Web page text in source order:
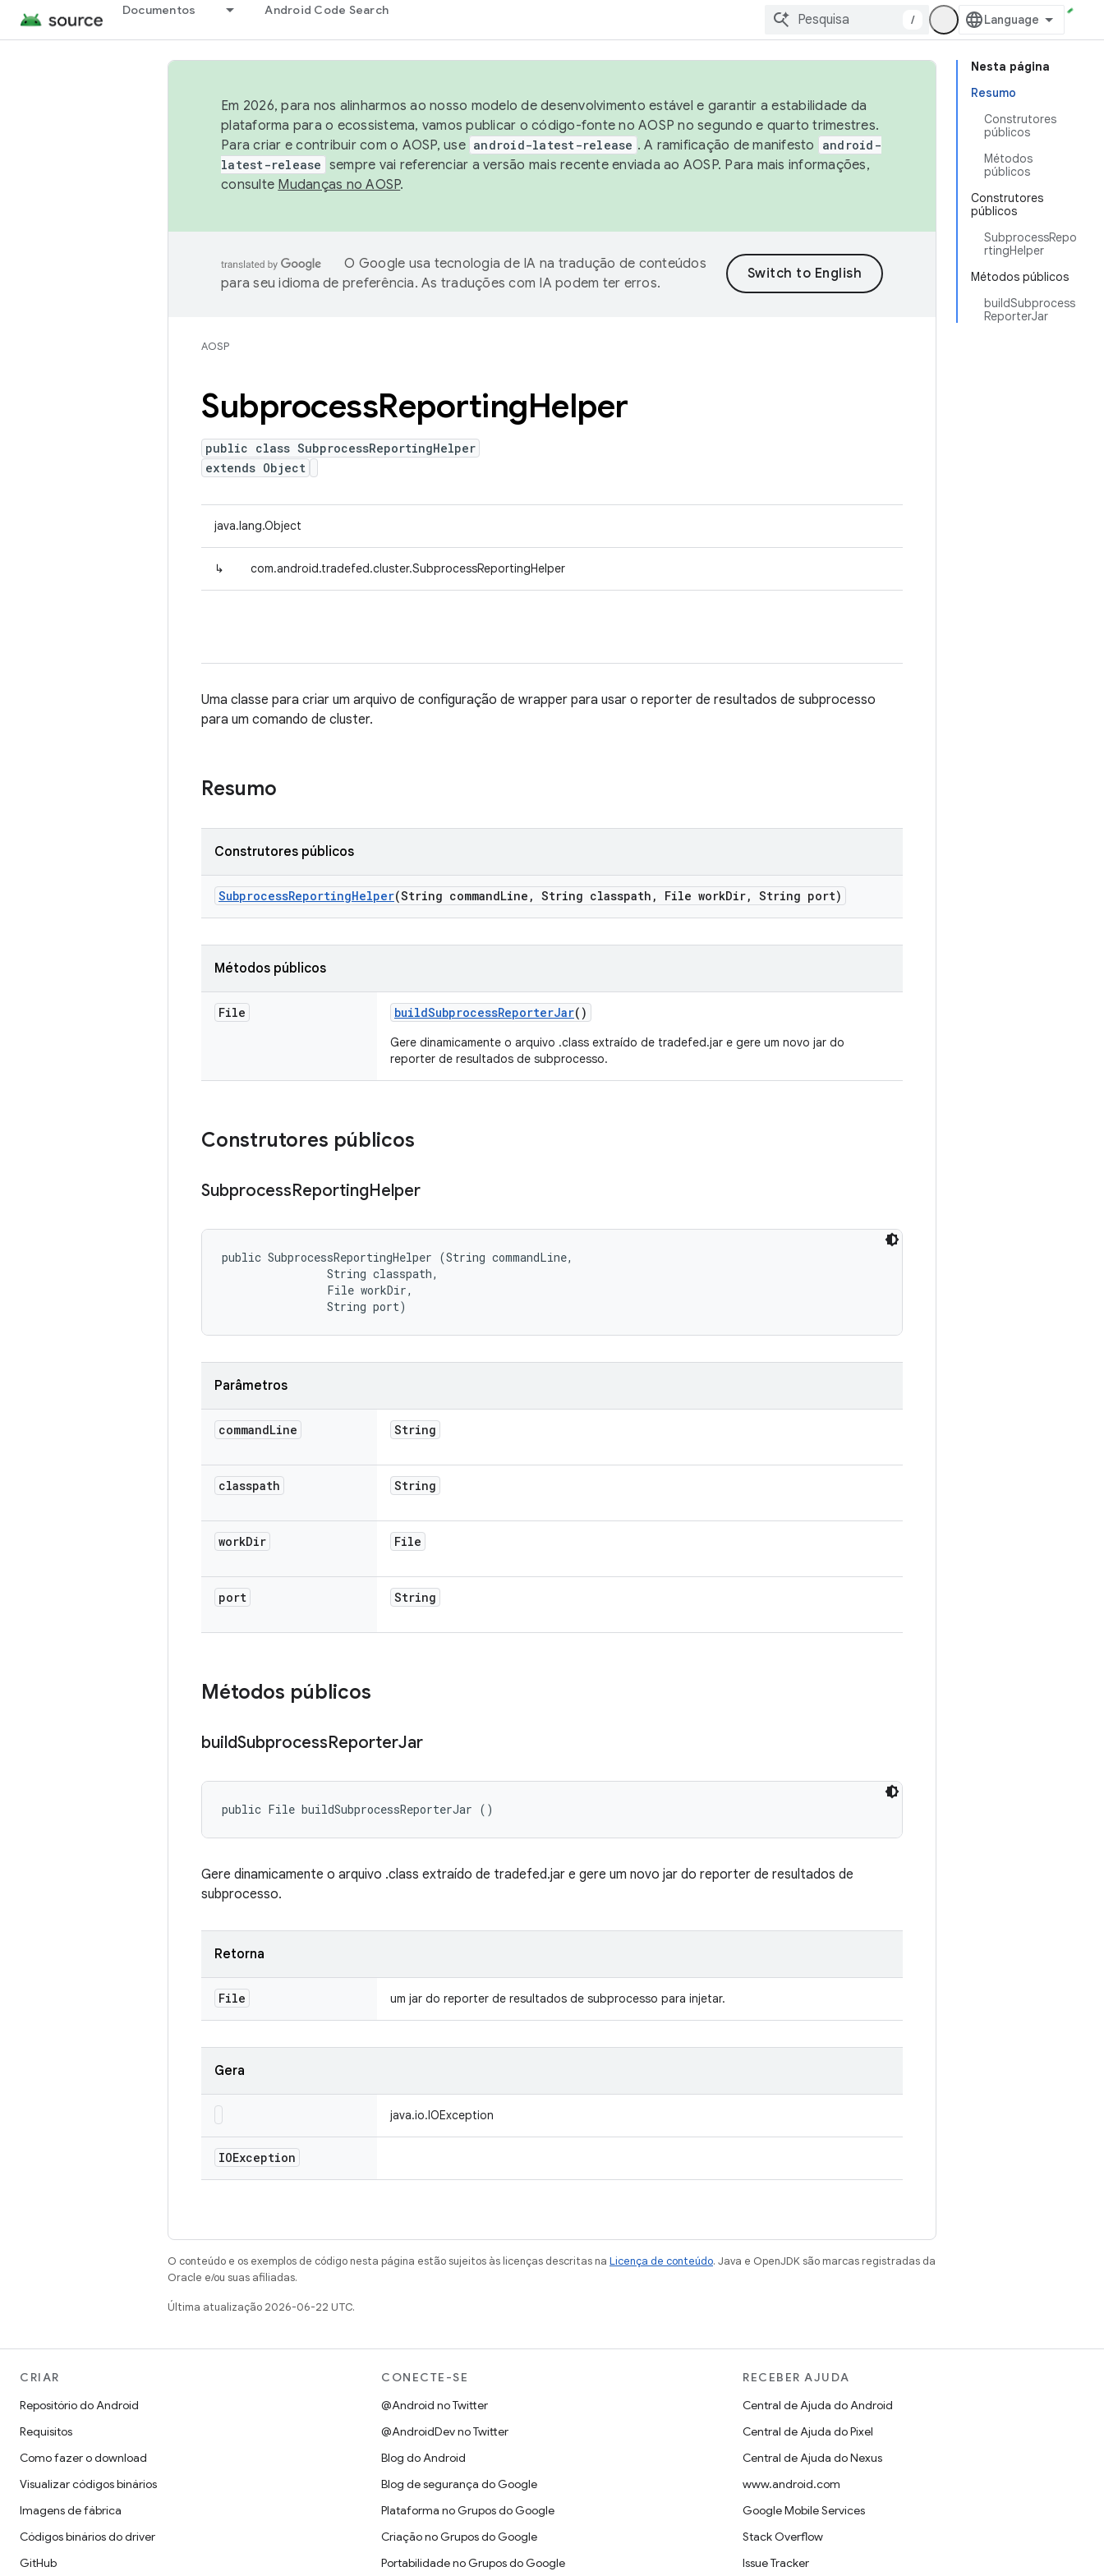
Documentos Android Code Search
/
Nesta página
Resumo
Construtores
públicos
Métodos
públicos
Construtores
públicos
SubprocessRepo
rtingHelper
Métodos públicos
buildSubprocess
ReporterJar
Em 2026, para nos alinharmos ao nosso modelo de desenvolvimento estável e garantir a estabilidade da
plataforma para o ecossistema, vamos publicar o código-fonte no AOSP no segundo e quarto trimestres.
Para criar e contribuir com o AOSP, use android-latest-release . A ramificação de manifesto
android-
latest-release sempre vai referenciar a versão mais recente enviada ao AOSP. Para mais informações,
consulte Mudanças no AOSP.
O Google usa tecnologia de IA na tradução de conteúdos
para seu idioma de preferência. As traduções com IA podem ter erros.
AOSP
SubprocessReportingHelper
public class SubprocessReportingHelper
extends Object
java.lang.Object
↳ com.android.tradefed.cluster.SubprocessReportingHelper
Uma classe para criar um arquivo de configuração de wrapper para usar o reporter de resultados de subprocesso
para um comando de cluster.
Resumo
Construtores públicos
SubprocessReportingHelper(String commandLine , String classpath , File workDir, String port)
Métodos públicos
File buildSubprocessReporterJar()
Gere dinamicamente o arquivo .class extraído de tradefed.jar e gere um novo jar do
reporter de resultados de subprocesso.
Construtores públicos
SubprocessReportingHelper
public SubprocessReportingHelper (String commandLine,
                String classpath,
                File workDir,
                String port)
Parâmetros
commandLine String
classpath String
workDir File
port String
Métodos públicos
buildSubprocessReporterJar
public File buildSubprocessReporterJar ()
Gere dinamicamente o arquivo .class extraído de tradefed.jar e gere um novo jar do reporter de resultados de
subprocesso.
Retorna
File um jar do reporter de resultados de subprocesso para injetar.
Gera
java.io.IOException
IOException
O conteúdo e os exemplos de código nesta página estão sujeitos às licenças descritas na Licença de conteúdo. Java e OpenJDK são marcas registradas da
Oracle e/ou suas afiliadas.
Última atualização 2026-06-22 UTC.
CRIAR
Repositório do Android
Requisitos
Como fazer o download
Visualizar códigos binários
Imagens de fábrica
Códigos binários do driver
GitHub
CONECTE-SE
@Android no Twitter
@AndroidDev no Twitter
Blog do Android
Blog de segurança do Google
Plataforma no Grupos do Google
Criação no Grupos do Google
Portabilidade no Grupos do Google
RECEBER AJUDA
Central de Ajuda do Android
Central de Ajuda do Pixel
Central de Ajuda do Nexus
www.android.com
Google Mobile Services
Stack Overflow
Issue Tracker